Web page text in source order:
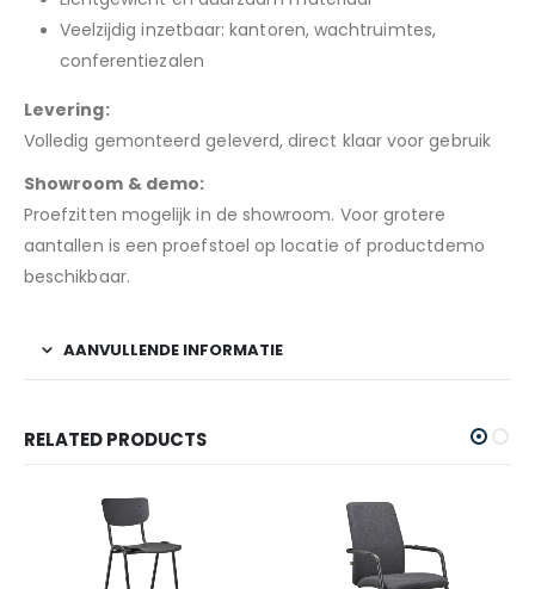
Veelzijdig inzetbaar: kantoren, wachtruimtes,
conferentiezalen
Levering:
Volledig gemonteerd geleverd, direct klaar voor gebruik
Showroom & demo:
Proefzitten mogelijk in de showroom. Voor grotere
aantallen is een proefstoel op locatie of productdemo
beschikbaar.
AANVULLENDE INFORMATIE
RELATED PRODUCTS